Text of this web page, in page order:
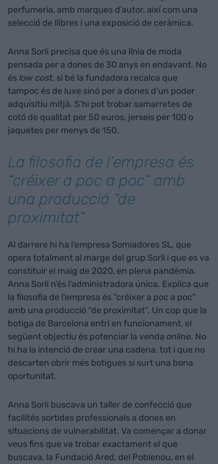
perfumeria, amb marques d’autor, així com una
selecció de llibres i una exposició de ceràmica.
Anna Sorli precisa que és una línia de moda
pensada per a dones de 30 anys en endavant. No
éslow cost, si bé la fundadora recalca que
tampoc és de luxe sinó per a dones d’un poder
adquisitiu mitjà. S’hi pot trobar samarretes de
cotó de qualitat per 50 euros, jerseis per 100 o
jaquetes per menys de 150.
La filosofia de l’empresa és
“créixer a poc a poc” amb
una producció “de
proximitat”
Al darrere hi ha l’empresa Somiadores SL, que
opera totalment al marge del grup Sorli i que es va
constituir el maig de 2020, en plena pandèmia.
Anna Sorli n’és l’administradora única. Explica que
la filosofia de l’empresa és “créixer a poc a poc”
amb una producció “de proximitat”. Un cop que la
botiga de Barcelona entri en funcionament, el
següent objectiu és potenciar la venda online. No
hi ha la intenció de crear una cadena, tot i que no
descarten obrir més botigues si surt una bona
oportunitat.
Anna Sorli buscava un taller de confecció que
facilités sortides professionals a dones en
situacions de vulnerabilitat. Va començar a donar
veus fins que va trobar exactament el que
buscava, la Fundació Ared, del Poblenou, en el